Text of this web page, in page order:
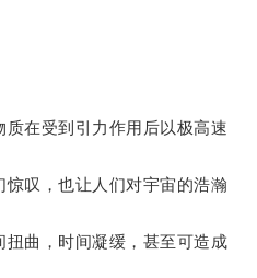
在受到引力作用后以极高速
叹，也让人们对宇宙的浩瀚
曲，时间凝缓，甚至可造成